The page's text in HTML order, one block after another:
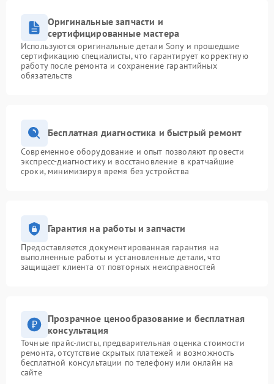
Оригинальные запчасти и
сертифицированные мастера
Используются оригинальные детали Sony и прошедшие
сертификацию специалисты, что гарантирует корректную
работу после ремонта и сохранение гарантийных
обязательств
Бесплатная диагностика и быстрый ремонт
Современное оборудование и опыт позволяют провести
экспресс-диагностику и восстановление в кратчайшие
сроки, минимизируя время без устройства
Гарантия на работы и запчасти
Предоставляется документированная гарантия на
выполненные работы и установленные детали, что
защищает клиента от повторных неисправностей
Прозрачное ценообразование и бесплатная
консультация
Точные прайс-листы, предварительная оценка стоимости
ремонта, отсутствие скрытых платежей и возможность
бесплатной консультации по телефону или онлайн на
сайте